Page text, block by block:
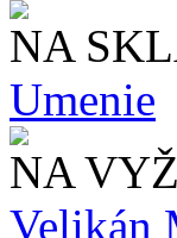
NA
Umenie
NA
Velikán